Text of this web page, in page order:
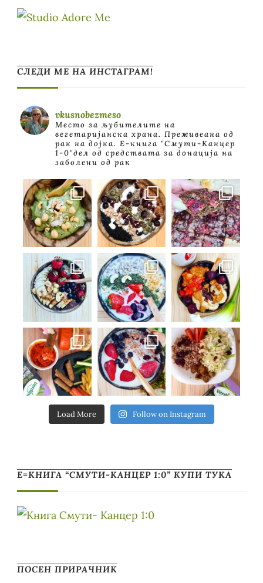
СЛЕДИ МЕ НА ИНСТАГРАМ!
vkusnobezmeso
Место за љубителите на
вегетаријанска храна. Преживеана од
рак на дојка. E-книга "Смути-Канцер
1-0"дел од средствата за донација на
заболени од рак
Load More Follow on Instagram
Е=КНИГА “СМУТИ-КАНЦЕР 1:0” КУПИ ТУКА
ПОСЕН ПРИРАЧНИК